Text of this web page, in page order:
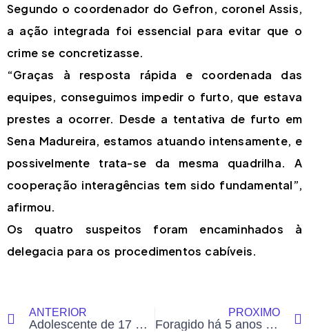
Segundo o coordenador do Gefron, coronel Assis,
a ação integrada foi essencial para evitar que o
crime se concretizasse.
“Graças à resposta rápida e coordenada das
equipes, conseguimos impedir o furto, que estava
prestes a ocorrer. Desde a tentativa de furto em
Sena Madureira, estamos atuando intensamente, e
possivelmente trata-se da mesma quadrilha. A
cooperação interagências tem sido fundamental”,
afirmou.
Os quatro suspeitos foram encaminhados à
delegacia para os procedimentos cabíveis.
ANTERIOR
Adolescente de 17 anos é apreendido e comparsa preso por homicídio a tiros em Rio Branco
PRÓXIMO
Foragido há 5 anos é capturado no AM suspeito de estuprar criança no Acre